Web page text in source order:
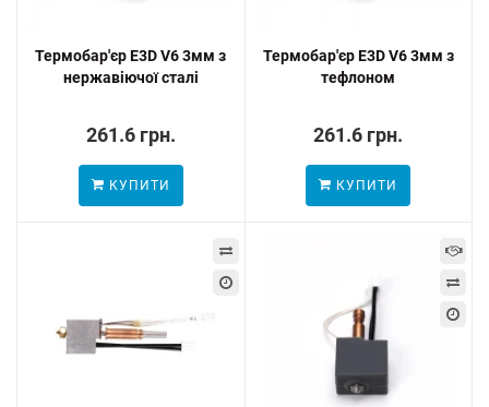
Термобар'єр E3D V6 3мм з
нержавіючої сталі
261.6 грн.
КУПИТИ
Термобар'єр E3D V6 3мм з
тефлоном
261.6 грн.
КУПИТИ